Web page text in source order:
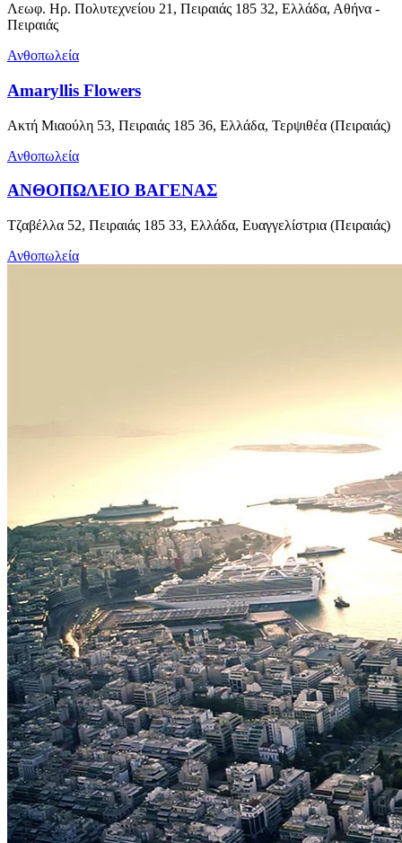
Λεωφ. Ηρ. Πολυτεχνείου 21, Πειραιάς 185 32, Ελλάδα, Αθήνα -
Πειραιάς
Ανθοπωλεία
Amaryllis Flowers
Ακτή Μιαούλη 53, Πειραιάς 185 36, Ελλάδα, Τερψιθέα (Πειραιάς)
Ανθοπωλεία
ΑΝΘΟΠΩΛΕΙΟ ΒΑΓΕΝΑΣ
Τζαβέλλα 52, Πειραιάς 185 33, Ελλάδα, Ευαγγελίστρια (Πειραιάς)
Ανθοπωλεία